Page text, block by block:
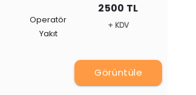
Operatör
Yakıt
2500 TL
+ KDV
Görüntüle